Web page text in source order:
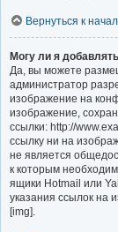
Вернуться к
Могу ли я
Да, вы можете
администратор
изображение на
изображение,
ссылки: http://
ссылку ни на
не является
к которым
ящики Hotmail или
указания ссылок на
[img].